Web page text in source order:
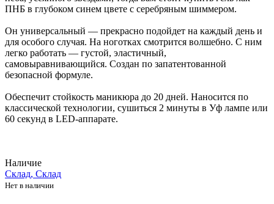
ПНБ в глубоком синем цвете с серебряным шиммером.
Он универсальный — прекрасно подойдет на каждый день и
для особого случая. На ноготках смотрится волшебно. С ним
легко работать — густой, эластичный,
самовыравнивающийся. Создан по запатентованной
безопасной формуле.
Обеспечит стойкость маникюра до 20 дней. Наносится по
классической технологии, сушиться 2 минуты в Уф лампе или
60 секунд в LED-аппарате.
Наличие
Склад, Склад
Нет в наличии